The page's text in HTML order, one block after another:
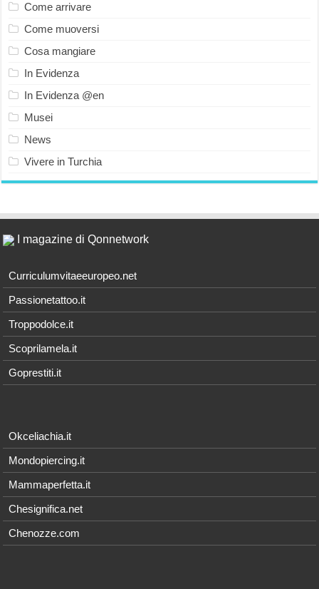
Come arrivare
Come muoversi
Cosa mangiare
In Evidenza
In Evidenza @en
Musei
News
Vivere in Turchia
I magazine di Qonnetwork
Curriculumvitaeeuropeo.net
Passionetattoo.it
Troppodolce.it
Scoprilamela.it
Goprestiti.it
Okceliachia.it
Mondopiercing.it
Mammaperfetta.it
Chesignifica.net
Chenozze.com